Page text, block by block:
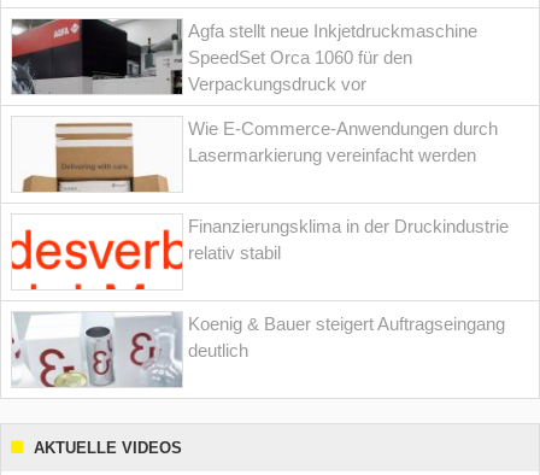
Agfa stellt neue Inkjetdruckmaschine
SpeedSet Orca 1060 für den
Verpackungsdruck vor
Wie E-Commerce-Anwendungen durch
Lasermarkierung vereinfacht werden
Finanzierungsklima in der Druckindustrie
relativ stabil
Koenig & Bauer steigert Auftragseingang
deutlich
AKTUELLE VIDEOS